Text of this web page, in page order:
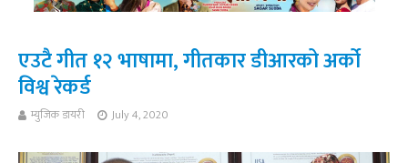
एउटै गीत १२ भाषामा, गीतकार डीआरको अर्को
विश्व रेकर्ड
म्युजिक डायरी July 4, 2020